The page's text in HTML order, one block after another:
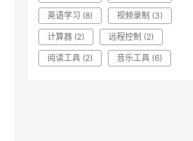
英语学习 (8) 视频录制 (3)
计算器 (2) 远程控制 (2)
阅读工具 (2) 音乐工具 (6)